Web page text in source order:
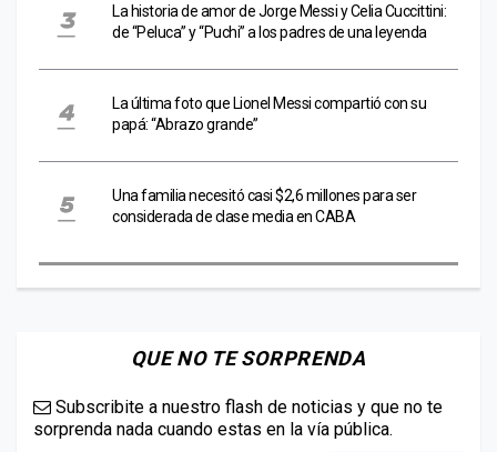
La historia de amor de Jorge Messi y Celia Cuccittini:
de “Peluca” y “Puchi” a los padres de una leyenda
La última foto que Lionel Messi compartió con su
papá: “Abrazo grande”
Una familia necesitó casi $2,6 millones para ser
considerada de clase media en CABA
QUE NO TE SORPRENDA
Subscribite a nuestro flash de noticias y que no te
sorprenda nada cuando estas en la vía pública.